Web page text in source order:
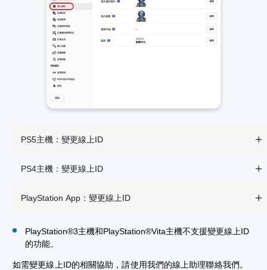
PS5主機：變更線上ID
PS4主機：變更線上ID
PlayStation App：變更線上ID
PlayStation®3主機和PlayStation®Vita主機不支援變更線上ID
的功能。
如需變更線上ID的相關協助，請使用我們的線上助理聯絡我們。